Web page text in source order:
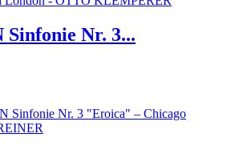
Nr. 3...